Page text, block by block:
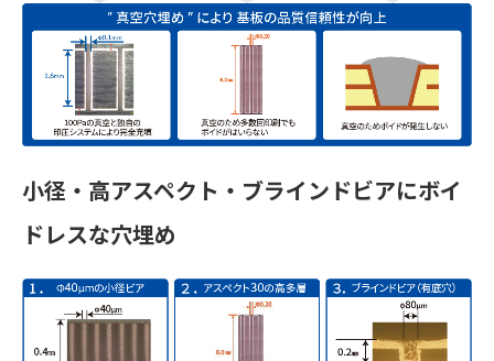
小径・高アスペクト・ブラインドビアにボイ
ドレスな穴埋め